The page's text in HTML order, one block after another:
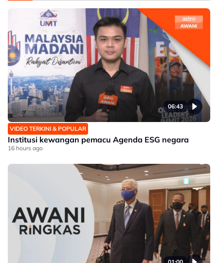
06:43
VIDEO TERKINI & POPULAR
Institusi kewangan pemacu Agenda ESG negara
16 hours ago